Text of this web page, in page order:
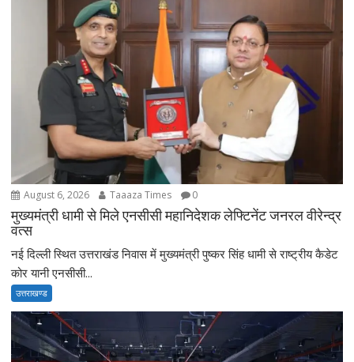
August 6, 2026 Taaaza Times 0
मुख्यमंत्री धामी से मिले एनसीसी महानिदेशक लेफ्टिनेंट जनरल वीरेन्द्र
वत्स
नई दिल्ली स्थित उत्तराखंड निवास में मुख्यमंत्री पुष्कर सिंह धामी से राष्ट्रीय कैडेट
कोर यानी एनसीसी...
उत्तराखण्ड